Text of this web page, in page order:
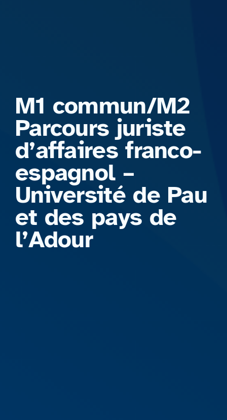
M1 commun/M2
Parcours juriste
d’affaires franco-
espagnol –
Université de Pau
et des pays de
l’Adour